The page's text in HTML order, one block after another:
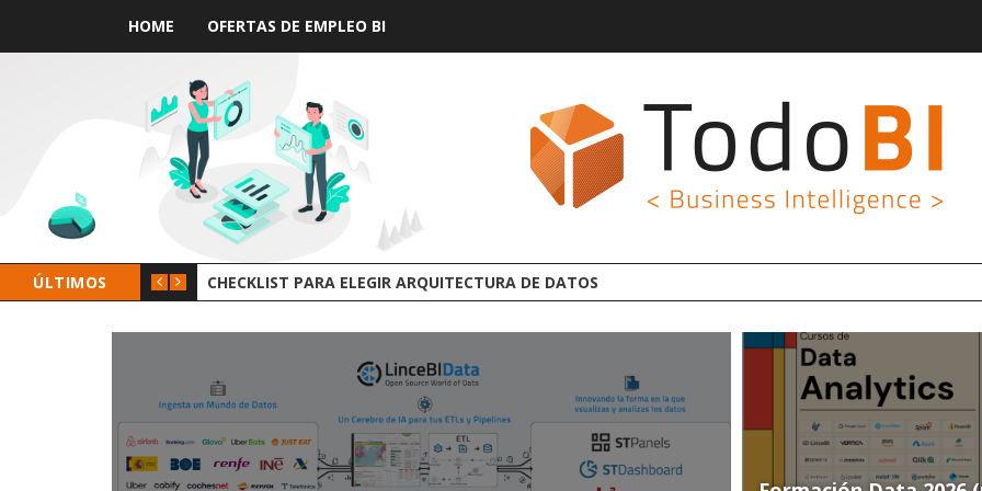
HOME OFERTAS DE EMPLEO BI
ÚLTIMOS GROOT AI LINCEBI: LA NUEVA PLATAFORMA ANALYTICS AI OPEN SOURCE